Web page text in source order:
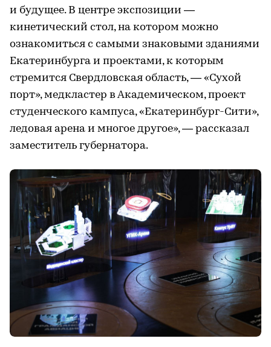
и будущее. В центре экспозиции —
кинетический стол, на котором можно
ознакомиться с самыми знаковыми зданиями
Екатеринбурга и проектами, к которым
стремится Свердловская область, — «Сухой
порт», медкластер в Академическом, проект
студенческого кампуса, «Екатеринбург-Сити»,
ледовая арена и многое другое», — рассказал
заместитель губернатора.